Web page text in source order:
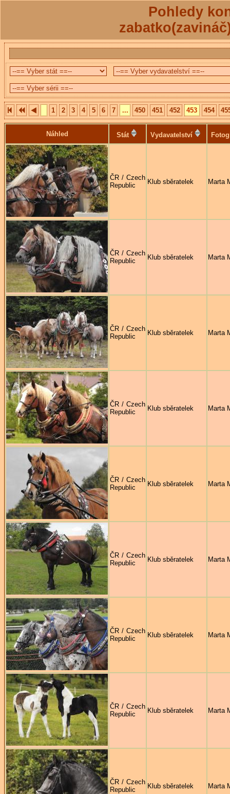
Pohledy
1 2 3 4 5 6 7 ... 450 451 452 453 454
Náhled Stát Vydavatelství
ČR / Czech
Republic
Klub sběratelek Marta
ČR / Czech
Republic
Klub sběratelek Marta
ČR / Czech
Republic
Klub sběratelek Marta
ČR / Czech
Republic
Klub sběratelek Marta
ČR / Czech
Republic
Klub sběratelek Marta
ČR / Czech
Republic
Klub sběratelek Marta
ČR / Czech
Republic
Klub sběratelek Marta
ČR / Czech
Republic
Klub sběratelek Marta
ČR / Czech
Republic
Klub sběratelek Marta